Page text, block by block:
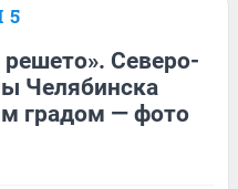
5
Северо-
Челябинска
градом — фото